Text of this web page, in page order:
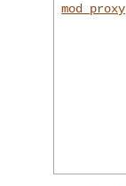
mod_proxy